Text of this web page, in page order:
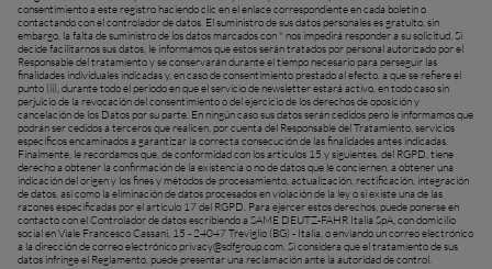
consentimiento a este registro haciendo clic en el enlace correspondiente en cada boletín o
contactando con el controlador de datos. El suministro de sus datos personales es gratuito, sin
embargo, la falta de suministro de los datos marcados con * nos impedirá responder a su solicitud. Si
decide facilitarnos sus datos, le informamos que estos serán tratados por personal autorizado por el
Responsable del tratamiento y se conservarán durante el tiempo necesario para perseguir las
finalidades individuales indicadas y, en caso de consentimiento prestado al efecto. a que se refiere el
punto (ii), durante todo el periodo en que el servicio de newsletter estará activo, en todo caso sin
perjuicio de la revocación del consentimiento o del ejercicio de los derechos de oposición y
cancelación de los Datos por su parte. En ningún caso sus datos serán cedidos pero le informamos que
podrán ser cedidos a terceros que realicen, por cuenta del Responsable del Tratamiento, servicios
específicos encaminados a garantizar la correcta consecución de las finalidades antes indicadas.
Finalmente, le recordamos que, de conformidad con los artículos 15 y siguientes. del RGPD, tiene
derecho a obtener la confirmación de la existencia o no de datos que le conciernen, a obtener una
indicación del origen y los fines y métodos de procesamiento, actualización, rectificación, integración
de datos, así como la eliminación de datos procesados ​​en violación de la ley o si existe una de las
razones especificadas por el artículo 17 del RGPD. Para ejercer estos derechos, puede ponerse en
contacto con el Controlador de datos escribiendo a SAME DEUTZ-FAHR Italia SpA, con domicilio
social en Viale Francesco Cassani, 15 - 24047 Treviglio (BG) - Italia, o enviando un correo electrónico
a la dirección de correo electrónico privacy@sdfgroup.com. Si considera que el tratamiento de sus
datos infringe el Reglamento, puede presentar una reclamación ante la autoridad de control.